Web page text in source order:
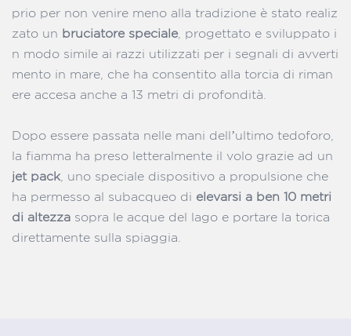
prio per non venire meno alla tradizione è stato realiz
zato un bruciatore speciale , progettato e sviluppato i
n modo simile ai razzi utilizzati per i segnali di avverti
mento in mare, che ha consentito alla torcia di riman
ere accesa anche a 13 metri di profondità.
Dopo essere passata nelle mani dell’ultimo tedoforo,
la fiamma ha preso letteralmente il volo grazie ad un
jet pack , uno speciale dispositivo a propulsione che
ha permesso al subacqueo di elevarsi a ben 10 metri
di altezza sopra le acque del lago e portare la torica
direttamente sulla spiaggia.